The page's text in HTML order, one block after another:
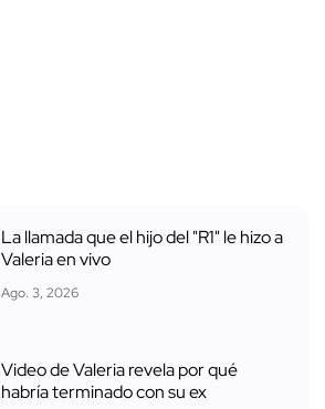
La llamada que el hijo del "R1" le hizo a
Valeria en vivo
Ago. 3, 2026
Video de Valeria revela por qué
habría terminado con su ex